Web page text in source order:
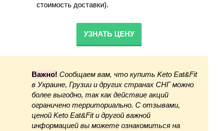
стоимость доставки).
УЗНАТЬ ЦЕНУ
Важно! Сообщаем вам, что купить Keto Eat&Fit
в Украине, Грузии и других странах СНГ можно
более выгодно, так как действие акций
ограничено территориально. С отзывами,
ценой Keto Eat&Fit и другой важной
информацией вы можете ознакомиться на